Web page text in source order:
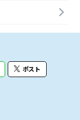
ポスト